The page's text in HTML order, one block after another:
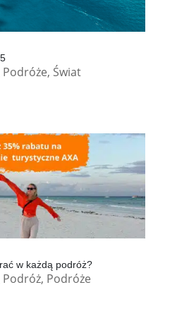
Podróże, Świat
w każdą podróż?
Podróż, Podróże